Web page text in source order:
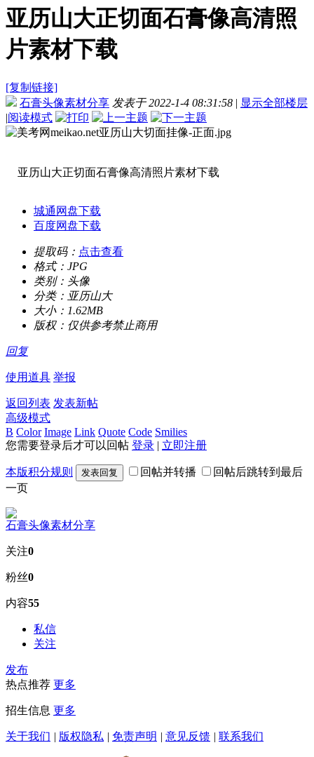
亚历山大正切面石膏像高清照
片素材下载
[复制链接]
石膏头像素材分享 发表于 2022-1-4 08:31:58 | 显示全部楼层
|阅读模式
亚历山大正切面石膏像高清照片素材下载
城通网盘下载
百度网盘下载
提取码： 点击查看
格式： JPG
类别： 头像
分类： 亚历山大
大小： 1.62MB
版权： 仅供参考禁止商用
回复
使用道具 举报
返回列表 发表新帖
高级模式
B Color Image Link Quote Code Smilies
您需要登录后才可以回帖 登录 | 立即注册
本版积分规则 发表回复 回帖并转播
回帖后跳转到最后
一页
石膏头像素材分享
关注0
粉丝0
内容55
私信
关注
发布
热点推荐 更多
招生信息 更多
关于我们 | 版权隐私 | 免责声明 | 意见反馈 | 联系我们